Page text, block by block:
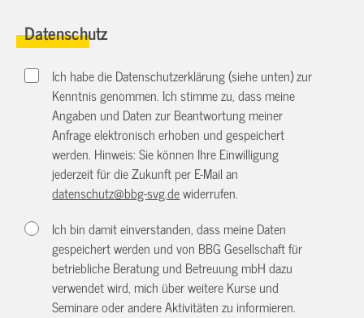
Datenschutz
Ich habe die Datenschutzerklärung (siehe unten) zur
Kenntnis genommen. Ich stimme zu, dass meine
Angaben und Daten zur Beantwortung meiner
Anfrage elektronisch erhoben und gespeichert
werden. Hinweis: Sie können Ihre Einwilligung
jederzeit für die Zukunft per E-Mail an
datenschutz@bbg-svg.dewiderrufen.
Ich bin damit einverstanden, dass meine Daten
gespeichert werden und von BBG Gesellschaft für
betriebliche Beratung und Betreuung mbH dazu
verwendet wird, mich über weitere Kurse und
Seminare oder andere Aktivitäten zu informieren.